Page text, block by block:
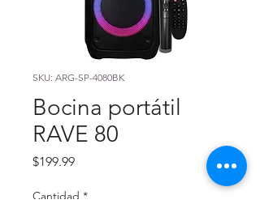
SKU: ARG-SP-4080BK
Bocina portátil
RAVE 80
$199.99Precio
Cantidad *